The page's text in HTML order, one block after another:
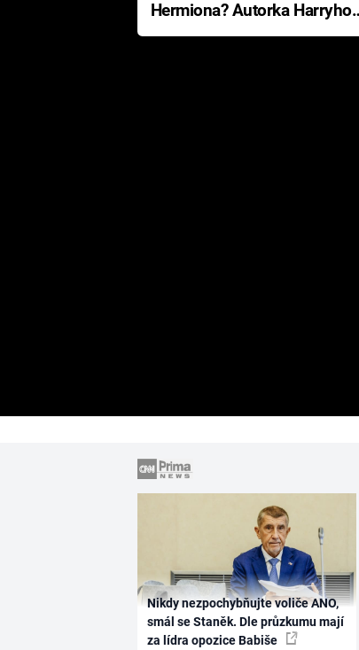
Hermiona? Autorka Harryho
Pottera přišla s ráznou
Nikdy nezpochybňujte voliče ANO,
smál se Staněk. Dle průzkumu mají
za lídra opozice Babiše